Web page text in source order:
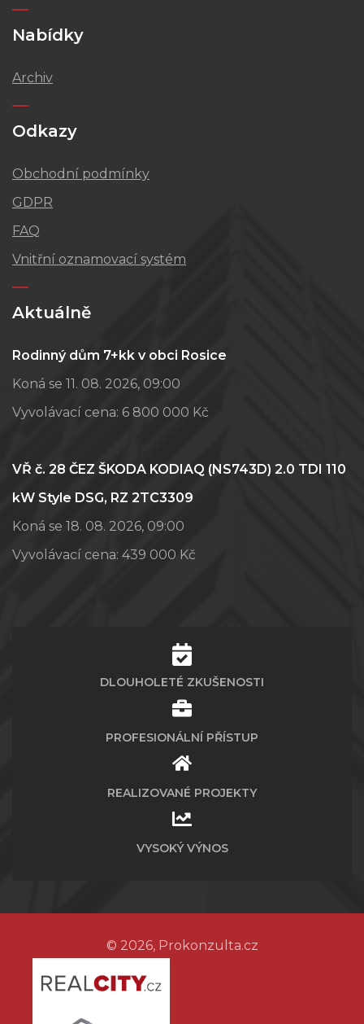
Nabídky
Archiv
Odkazy
Obchodní podmínky
GDPR
FAQ
Vnitřní oznamovací systém
Aktuálně
Rodinný dům 7+kk v obci Rosice
Koná se 11. 08. 2026, 09:00
Vyvolávací cena: 6 800 000 Kč
VŘ č. 28 ČEZ ŠKODA KODIAQ (NS743D) 2.0 TDI 110
kW Style DSG, RZ 2TC3309
Koná se 18. 08. 2026, 09:00
Vyvolávací cena: 439 000 Kč
DLOUHOLETÉ ZKUŠENOSTI
PROFESIONÁLNÍ PŘÍSTUP
REALIZOVANÉ PROJEKTY
VYSOKÝ VÝNOS
© 2026, Prokonzulta.cz